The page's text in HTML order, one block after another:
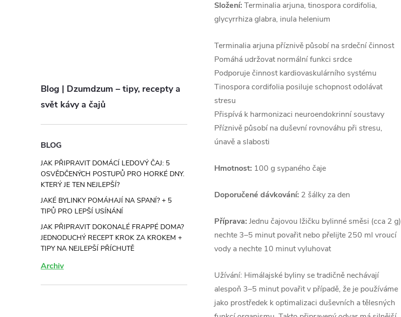
Blog | Dzumdzum – tipy, recepty a
svět kávy a čajů
BLOG
JAK PŘIPRAVIT DOMÁCÍ LEDOVÝ ČAJ: 5
OSVĚDČENÝCH POSTUPŮ PRO HORKÉ DNY.
KTERÝ JE TEN NEJLEPŠÍ?
JAKÉ BYLINKY POMÁHAJÍ NA SPANÍ? + 5
TIPŮ PRO LEPŠÍ USÍNÁNÍ
JAK PŘIPRAVIT DOKONALÉ FRAPPÉ DOMA?
JEDNODUCHÝ RECEPT KROK ZA KROKEM +
TIPY NA NEJLEPŠÍ PŘÍCHUTĚ
Archiv
Složení: Terminalia arjuna, tinospora cordifolia,
glycyrrhiza glabra, inula helenium
Terminalia arjuna příznivě působí na srdeční činnost
Pomáhá udržovat normální funkci srdce
Podporuje činnost kardiovaskulárního systému
Tinospora cordifolia posiluje schopnost odolávat
stresu
Přispívá k harmonizaci neuroendokrinní soustavy
Příznivě působí na duševní rovnováhu při stresu,
únavě a slabosti
Hmotnost: 100 g sypaného čaje
Doporučené dávkování: 2 šálky za den
Příprava: Jednu čajovou lžičku bylinné směsi (cca 2 g)
nechte 3–5 minut povařit nebo přelijte 250 ml vroucí
vody a nechte 10 minut vyluhovat
Užívání: Himálajské byliny se tradičně nechávají
alespoň 3–5 minut povařit v případě, že je používáme
jako prostředek k optimalizaci duševních a tělesných